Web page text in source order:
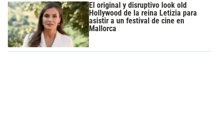
El original y disruptivo look old
Hollywood de la reina Letizia para
asistir a un festival de cine en
Mallorca